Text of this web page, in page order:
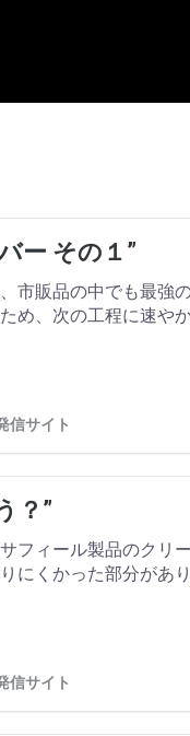
ー その１”
市販品の中でも最強
め、次の工程に速や
信サイト
？”
フィール製品のクリ
にくかった部分があ
信サイト